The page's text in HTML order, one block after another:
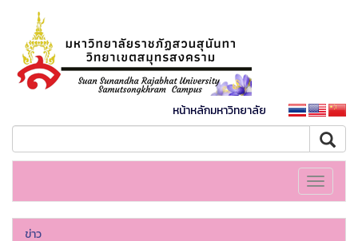
หน้าหลักมหาวิทยาลัย
Toggle
ข่าว